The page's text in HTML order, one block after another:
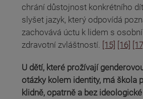
chrání důstojnost konkrétního
slyšet jazyk, který odpovídá
zachovává úctu k lidem s
zdravotní zvláštností. [15] [16]
U dětí, které prožívají
otázky kolem identity, má škola
klidně, opatrně a bez